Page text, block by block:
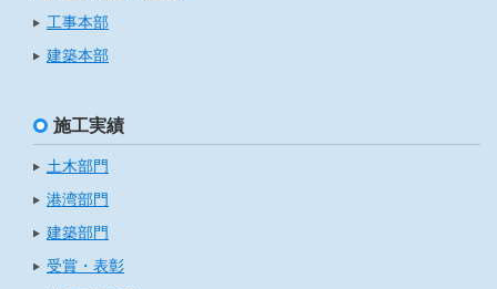
工事本部
建築本部
施工実績
土木部門
港湾部門
建築部門
受賞・表彰